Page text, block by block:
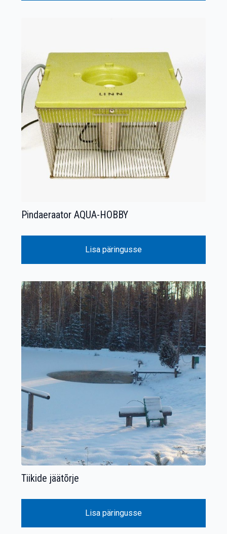
Pindaeraator AQUA-HOBBY
Lisa päringusse
Tiikide jäätõrje
Lisa päringusse